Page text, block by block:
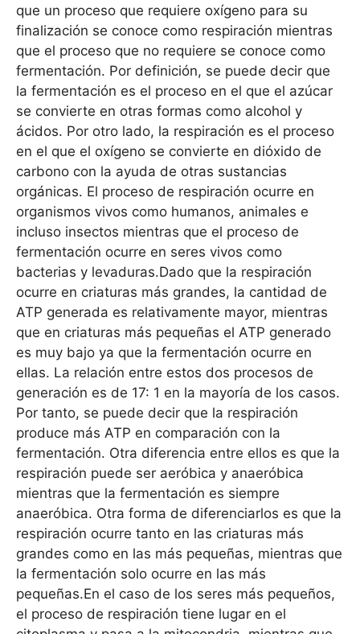
que un proceso que requiere oxígeno para su
finalización se conoce como respiración mientras
que el proceso que no requiere se conoce como
fermentación. Por definición, se puede decir que
la fermentación es el proceso en el que el azúcar
se convierte en otras formas como alcohol y
ácidos. Por otro lado, la respiración es el proceso
en el que el oxígeno se convierte en dióxido de
carbono con la ayuda de otras sustancias
orgánicas. El proceso de respiración ocurre en
organismos vivos como humanos, animales e
incluso insectos mientras que el proceso de
fermentación ocurre en seres vivos como
bacterias y levaduras.Dado que la respiración
ocurre en criaturas más grandes, la cantidad de
ATP generada es relativamente mayor, mientras
que en criaturas más pequeñas el ATP generado
es muy bajo ya que la fermentación ocurre en
ellas. La relación entre estos dos procesos de
generación es de 17: 1 en la mayoría de los casos.
Por tanto, se puede decir que la respiración
produce más ATP en comparación con la
fermentación. Otra diferencia entre ellos es que la
respiración puede ser aeróbica y anaeróbica
mientras que la fermentación es siempre
anaeróbica. Otra forma de diferenciarlos es que la
respiración ocurre tanto en las criaturas más
grandes como en las más pequeñas, mientras que
la fermentación solo ocurre en las más
pequeñas.En el caso de los seres más pequeños,
el proceso de respiración tiene lugar en el